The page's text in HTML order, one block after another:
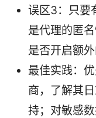
误区3：只要
是代理的匿
是否开启额外
最佳实践：
商，了解其
持；对敏感